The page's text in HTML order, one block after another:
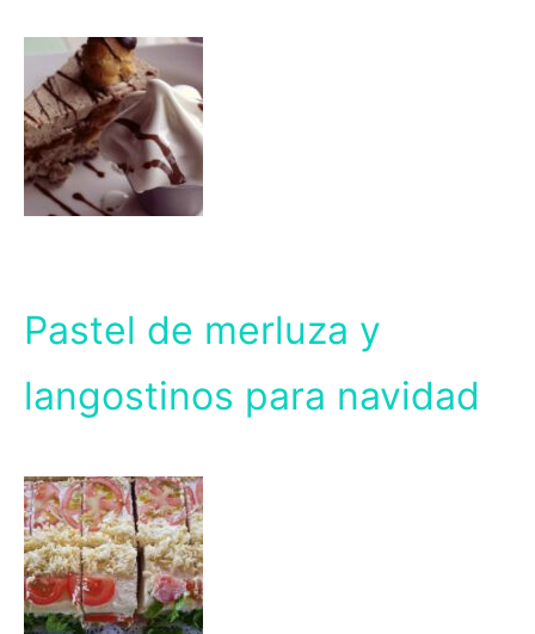
Pastel de merluza y
langostinos para navidad